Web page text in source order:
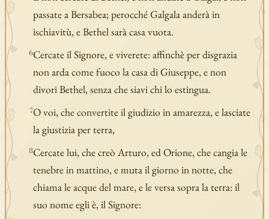
passate a Bersabea; perocché Galgala anderà in
ischiavitù, e Bethel sarà casa vuota.
6Cercate il Signore, e viverete: affinchè per disgrazia
non arda come fuoco la casa di Giuseppe, e non
divori Bethel, senza che siavi chi lo estingua.
7O voi, che convertite il giudizio in amarezza, e lasciate
la giustizia per terra,
8Cercate lui, che creò Arturo, ed Orione, che cangia le
tenebre in mattino, e muta il giorno in notte, che
chiama le acque del mare, e le versa sopra la terra: il
suo nome egli è, il Signore: